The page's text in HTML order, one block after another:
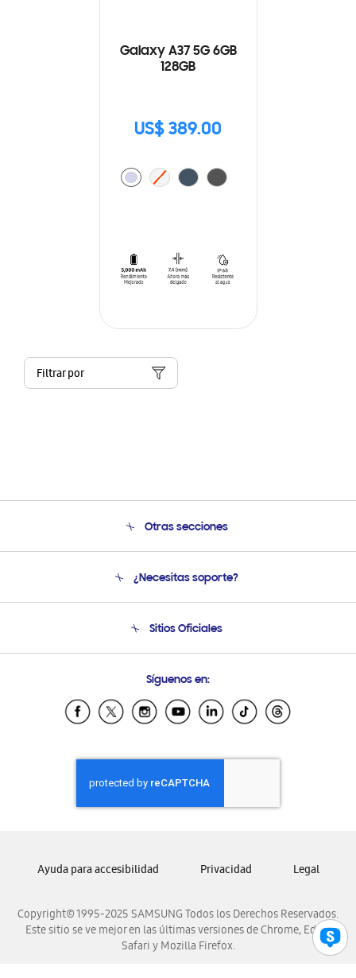
Galaxy A37 5G 6GB
128GB
US$ 389.00
Filtrar por
Otras secciones
Soporte
Condiciones de Compra
¿Necesitas soporte?
Soporte vía eMail
Sitios Oficiales
Samsung Ecuador
Samsung El Salvador
Samsung Honduras
Samsung Nicaragua
Samsung Panamá
Samsung Venezuela
Síguenos en:
Copyright© 1995-2025 SAMSUNG Todos los Derechos Reservados.
Este sitio se ve mejor en las últimas versiones de Chrome, Edge,
Safari y Mozilla Firefox.
Ayuda para accesibilidad Privacidad Legal